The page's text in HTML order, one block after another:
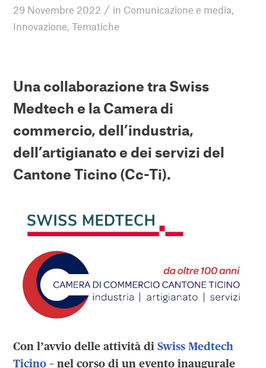
29 Novembre 2022 / in Comunicazione e media,
Innovazione,Tematiche
Una collaborazione tra Swiss
Medtech e la Camera di
commercio, dell’industria,
dell’artigianato e dei servizi del
Cantone Ticino (Cc-Ti).
Con l’avvio delle attività diSwiss Medtech
Ticino – nel corso di un evento inaugurale